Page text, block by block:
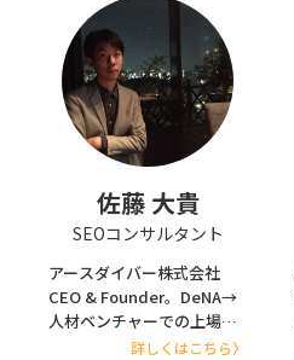
佐藤 大貴
SEOコンサルタント
アースダイバー株式会社
CEO & Founder。DeNA→
人材ベンチャーでの上場経
験を経てマーケティング戦
詳しくはこちら〉